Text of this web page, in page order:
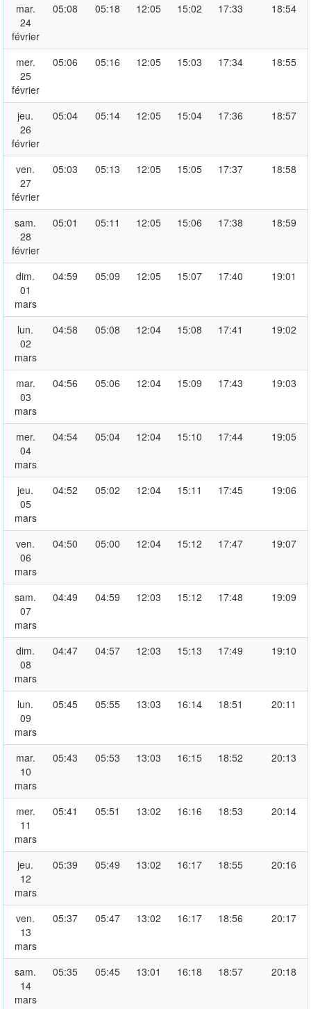
mar.
24
février
05:08 05:18 12:05 15:02 17:33 18:54
mer.
25
février
05:06 05:16 12:05 15:03 17:34 18:55
jeu.
26
février
05:04 05:14 12:05 15:04 17:36 18:57
ven.
27
février
05:03 05:13 12:05 15:05 17:37 18:58
sam.
28
février
05:01 05:11 12:05 15:06 17:38 18:59
dim.
01
mars
04:59 05:09 12:05 15:07 17:40 19:01
lun.
02
mars
04:58 05:08 12:04 15:08 17:41 19:02
mar.
03
mars
04:56 05:06 12:04 15:09 17:43 19:03
mer.
04
mars
04:54 05:04 12:04 15:10 17:44 19:05
jeu.
05
mars
04:52 05:02 12:04 15:11 17:45 19:06
ven.
06
mars
04:50 05:00 12:04 15:12 17:47 19:07
sam.
07
mars
04:49 04:59 12:03 15:12 17:48 19:09
dim.
08
mars
04:47 04:57 12:03 15:13 17:49 19:10
lun.
09
mars
05:45 05:55 13:03 16:14 18:51 20:11
mar.
10
mars
05:43 05:53 13:03 16:15 18:52 20:13
mer.
11
mars
05:41 05:51 13:02 16:16 18:53 20:14
jeu.
12
mars
05:39 05:49 13:02 16:17 18:55 20:16
ven.
13
mars
05:37 05:47 13:02 16:17 18:56 20:17
sam.
14
mars
05:35 05:45 13:01 16:18 18:57 20:18